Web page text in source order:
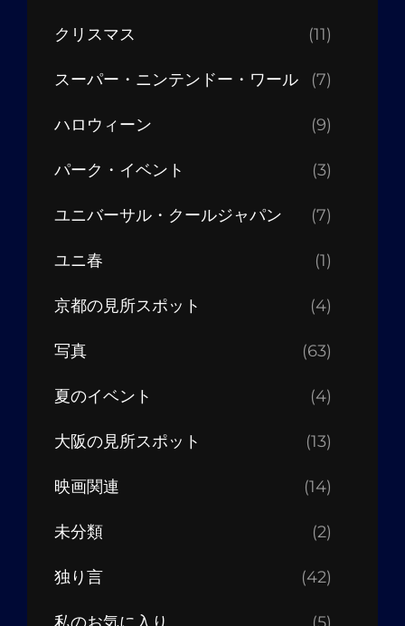
クリスマス (11)
スーパー・ニンテンドー・ワール (7)
ハロウィーン (9)
パーク・イベント (3)
ユニバーサル・クールジャパン (7)
ユニ春 (1)
京都の見所スポット (4)
写真 (63)
夏のイベント (4)
大阪の見所スポット (13)
映画関連 (14)
未分類 (2)
独り言 (42)